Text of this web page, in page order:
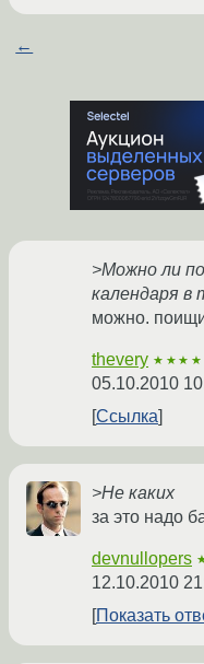
←
>Можно ли
календаря в
можно.
thevery ★★★★
05.10.2010
Ссылка
>Не каких
за это надо
devnullopers
12.10.2010
Показать